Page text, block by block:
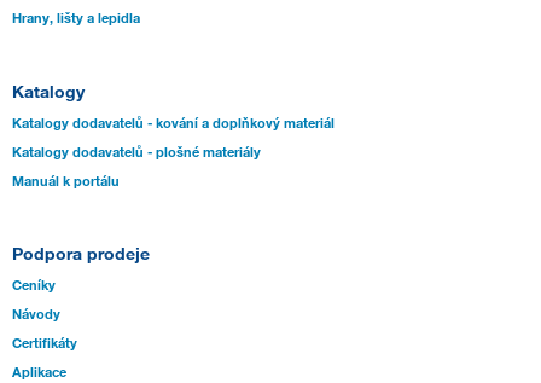
Hrany, lišty a lepidla
Katalogy
Katalogy dodavatelů - kování a doplňkový materiál
Katalogy dodavatelů - plošné materiály
Manuál k portálu
Podpora prodeje
Ceníky
Návody
Certifikáty
Aplikace